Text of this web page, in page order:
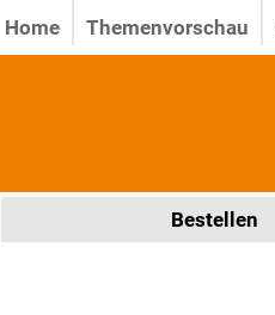
Themenvorschau
Home
Bestellen